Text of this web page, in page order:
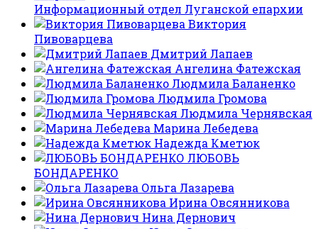
Информационный отдел Луганской епархии
Виктория
Пивоварцева
Дмитрий Лапаев
Ангелина Фатежская
Людмила Баланенко
Людмила Громова
Людмила Чернявская
Марина Лебедева
Надежда Кметюк
ЛЮБОВЬ
БОНДАРЕНКО
Ольга Лазарева
Ирина Овсянникова
Нина Дернович